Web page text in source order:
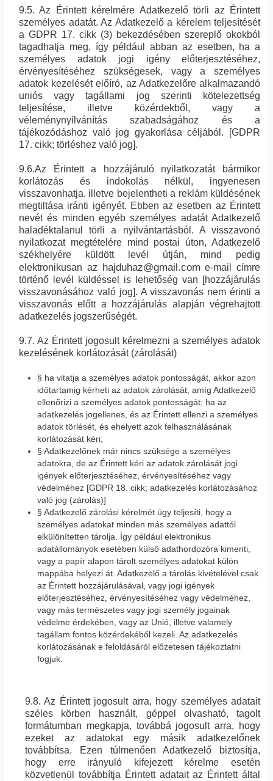
9.5. Az Érintett kérelmére Adatkezelő törli az Érintett
személyes adatát. Az Adatkezelő a kérelem teljesítését
a GDPR 17. cikk (3) bekezdésében szereplő okokból
tagadhatja meg, így például abban az esetben, ha a
személyes adatok jogi igény előterjesztéséhez,
érvényesítéséhez szükségesek, vagy a személyes
adatok kezelését előíró, az Adatkezelőre alkalmazandó
uniós vagy tagállami jog szerinti kötelezettség
teljesítése, illetve közérdekből, vagy a
véleménynyilvánítás szabadságához és a
tájékozódáshoz való jog gyakorlása céljából. [GDPR
17. cikk; törléshez való jog].
9.6.Az Érintett a hozzájáruló nyilatkozatát bármikor
korlátozás és indokolás nélkül, ingyenesen
visszavonhatja. illetve bejelentheti a reklám küldésének
megtiltása iránti igényét. Ebben az esetben az Érintett
nevét és minden egyéb személyes adatát Adatkezelő
haladéktalanul törli a nyilvántartásból. A visszavonó
nyilatkozat megtételére mind postai úton, Adatkezelő
székhelyére küldött levél útján, mind pedig
elektronikusan az hajduhaz@gmail.com e-mail címre
történő levél küldéssel is lehetőség van [hozzájárulás
visszavonásához való jog]. A visszavonás nem érinti a
visszavonás előtt a hozzájárulás alapján végrehajtott
adatkezelés jogszerűségét.
9.7. Az Érintett jogosult kérelmezni a személyes adatok
kezelésének korlátozását (zárolását)
§ ha vitatja a személyes adatok pontosságát, akkor azon
időtartamig kérheti az adatok zárolását, amíg Adatkezelő
ellenőrizi a személyes adatok pontosságát; ha az
adatkezelés jogellenes, és az Érintett ellenzi a személyes
adatok törlését, és ehelyett azok felhasználásának
korlátozását kéri;
§ Adatkezelőnek már nincs szüksége a személyes
adatokra, de az Érintett kéri az adatok zárolását jogi
igények előterjesztéséhez, érvényesítéséhez vagy
védelméhez [GDPR 18. cikk; adatkezelés korlátozásához
való jog (zárolás)]
§ Adatkezelő zárolási kérelmét úgy teljesíti, hogy a
személyes adatokat minden más személyes adattól
elkülönítetten tárolja. Így például elektronikus
adatállományok esetében külső adathordozóra kimenti,
vagy a papír alapon tárolt személyes adatokat külön
mappába helyezi át. Adatkezelő a tárolás kivételével csak
az Érintett hozzájárulásával, vagy jogi igények
előterjesztéséhez, érvényesítéséhez vagy védelméhez,
vagy más természetes vagy jogi személy jogainak
védelme érdekében, vagy az Unió, illetve valamely
tagállam fontos közérdekéből kezeli. Az adatkezelés
korlátozásának e feloldásáról előzetesen tájékoztatni
fogjuk.
9.8. Az Érintett jogosult arra, hogy személyes adatait
széles körben használt, géppel olvasható, tagolt
formátumban megkapja, továbbá jogosult arra, hogy
ezeket az adatokat egy másik adatkezelőnek
továbbítsa. Ezen túlmenően Adatkezelő biztosítja,
hogy erre irányuló kifejezett kérelme esetén
közvetlenül továbbítja Érintett adatait az Érintett által